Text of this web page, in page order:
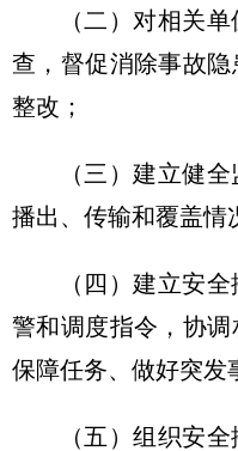
（二）对相关
查，督促消除事故
整改；
（三）建立健
播出、传输和覆盖情
（四）建立安
警和调度指令，协
保障任务、做好突发
（五）组织安